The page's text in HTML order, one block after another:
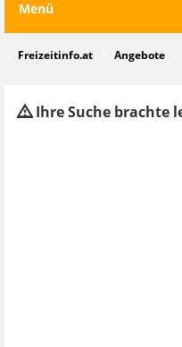
Menü
Freizeitinfo.at Angebote
Ihre Suche brachte